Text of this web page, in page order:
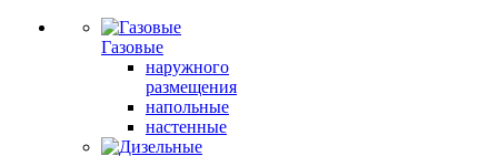
Газовые
наружного
размещения
напольные
настенные